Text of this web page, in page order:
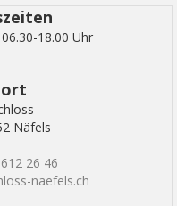
18.00 Uhr
Näfels
26 46
naefels.ch